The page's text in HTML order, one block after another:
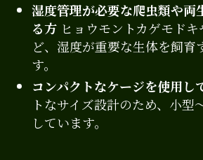
湿度管理が必要な爬虫類や両
る方ヒョウモントカゲモドキ
ど、湿度が重要な生体を飼育
す。
コンパクトなケージを使用し
トなサイズ設計のため、小型
しています。